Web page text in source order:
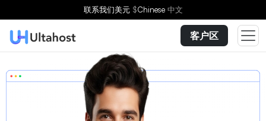
联系我们美元 $Chinese 中文
客户区